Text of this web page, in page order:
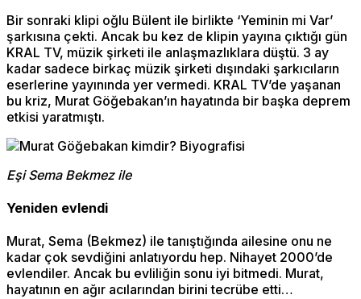
Bir sonraki klipi oğlu Bülent ile birlikte ‘Yeminin mi Var’
şarkısına çekti. Ancak bu kez de klipin yayına çıktığı gün
KRAL TV, müzik şirketi ile anlaşmazlıklara düştü. 3 ay
kadar sadece birkaç müzik şirketi dışındaki şarkıcıların
eserlerine yayınında yer vermedi. KRAL TV’de yaşanan
bu kriz, Murat Göğebakan’ın hayatında bir başka deprem
etkisi yaratmıştı.
Eşi Sema Bekmez ile
Yeniden evlendi
Murat, Sema (Bekmez) ile tanıştığında ailesine onu ne
kadar çok sevdiğini anlatıyordu hep. Nihayet 2000’de
evlendiler. Ancak bu evliliğin sonu iyi bitmedi. Murat,
hayatının en ağır acılarından birini tecrübe etti…